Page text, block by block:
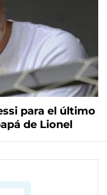
para el último
de Lionel